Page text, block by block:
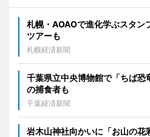
札幌・AOAOで進化学ぶスタ
ツアーも
札幌経済新聞
千葉県立中央博物館で「ちば
の捕食者も
千葉経済新聞
岩木山神社向かいに「お山の